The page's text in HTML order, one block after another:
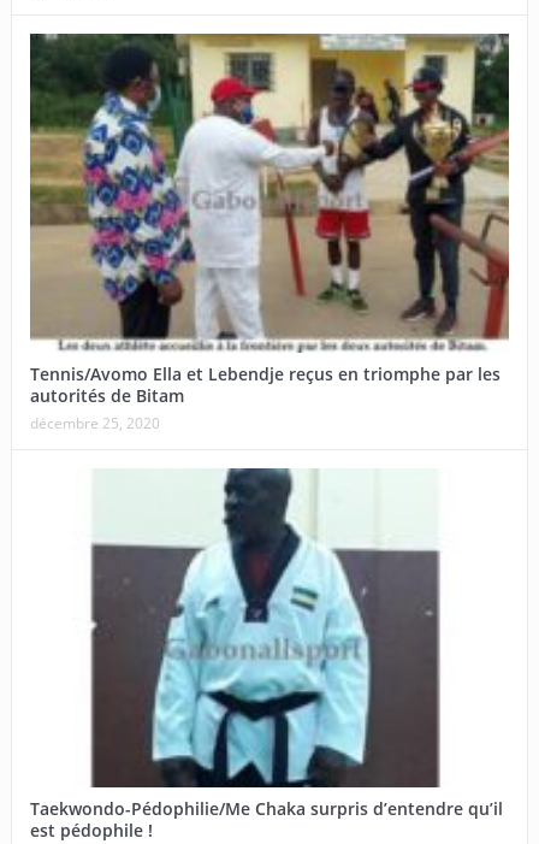
Tennis/Avomo Ella et Lebendje reçus en triomphe par les
autorités de Bitam
décembre 25, 2020
Taekwondo-Pédophilie/Me Chaka surpris d’entendre qu’il
est pédophile !